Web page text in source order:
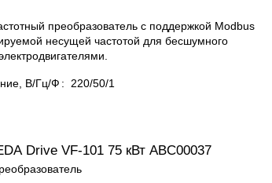
преобразователь с поддержкой Modbus
несущей частотой для бесшумного
В/Гц/Ф : 220/50/1
Drive VF-101 75 кВт ABС00037